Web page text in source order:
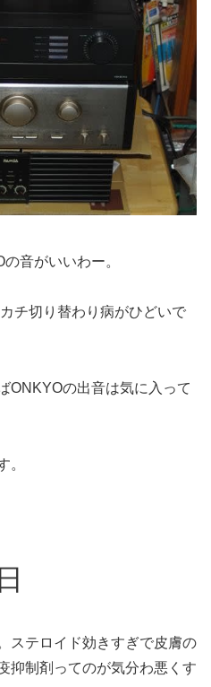
音がいいわー。
チ切り替わり病がひどいで
ONKYOの出音は気に入って
。
ステロイド効きすぎで皮膚の
抑制剤ってのが気分わ悪くす